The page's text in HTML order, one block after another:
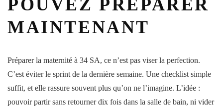
POUVEZ PRÉPARER
MAINTENANT
Préparer la maternité à 34 SA, ce n’est pas viser la perfection.
C’est éviter le sprint de la dernière semaine. Une checklist simple
suffit, et elle rassure souvent plus qu’on ne l’imagine. L’idée :
pouvoir partir sans retourner dix fois dans la salle de bain, ni vider